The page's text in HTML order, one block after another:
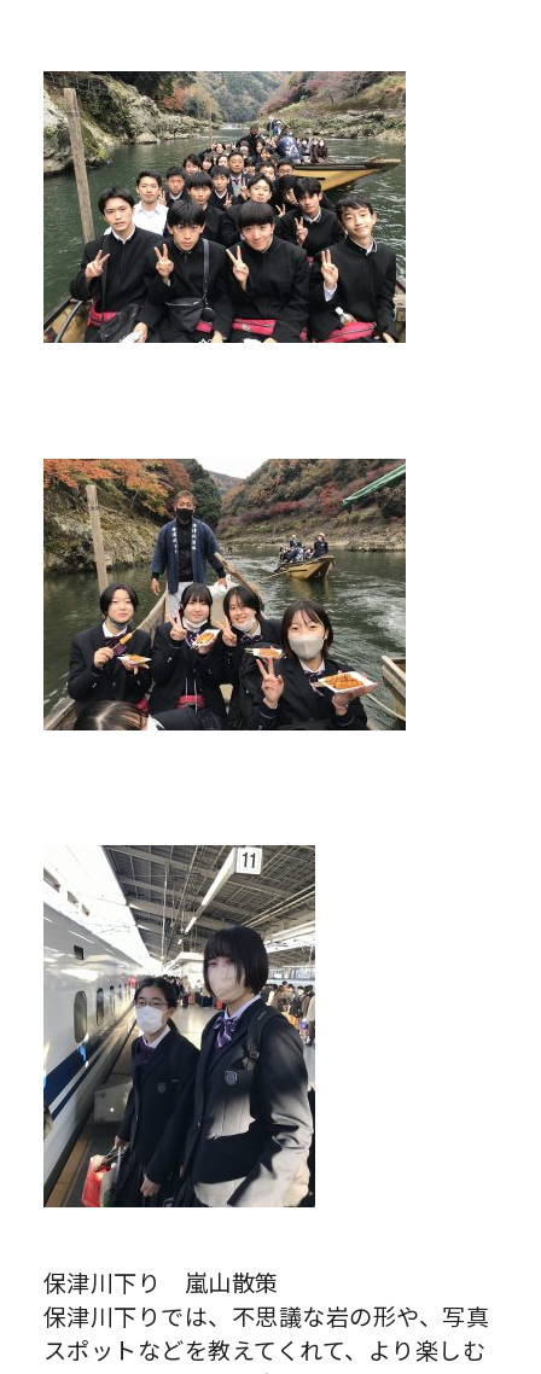
保津川下り 嵐山散策
保津川下りでは、不思議な岩の形や、写真
スポットなどを教えてくれて、より楽しむ